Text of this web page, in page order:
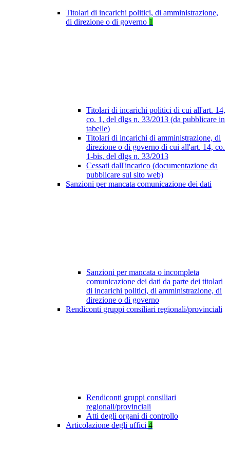
Titolari di incarichi politici, di amministrazione,
di direzione o di governo 1
Titolari di incarichi politici di cui all'art. 14,
co. 1, del dlgs n. 33/2013 (da pubblicare in
tabelle)
Titolari di incarichi di amministrazione, di
direzione o di governo di cui all'art. 14, co.
1-bis, del dlgs n. 33/2013
Cessati dall'incarico (documentazione da
pubblicare sul sito web)
Sanzioni per mancata comunicazione dei dati
Sanzioni per mancata o incompleta
comunicazione dei dati da parte dei titolari
di incarichi politici, di amministrazione, di
direzione o di governo
Rendiconti gruppi consiliari regionali/provinciali
Rendiconti gruppi consiliari
regionali/provinciali
Atti degli organi di controllo
Articolazione degli uffici 4